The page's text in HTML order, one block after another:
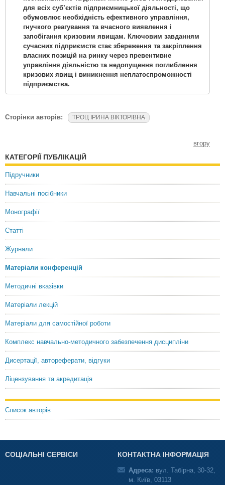
для всіх суб’єктів підприємницької діяльності, що
обумовлює необхідність ефективного управління,
гнучкого реагування та вчасного виявлення і
запобігання кризовим явищам. Ключовим завданням
сучасних підприємств стає збереження та закріплення
власних позицій на ринку через превентивне
управління діяльністю та недопущення поглиблення
кризових явищ і виникнення неплатоспроможності
підприємства.
Сторінки авторів: ТРОЦ ІРИНА ВІКТОРІВНА
вгору
КАТЕГОРІЇ ПУБЛІКАЦІЙ
Підручники
Навчальні посібники
Монографії
Статті
Журнали
Матеріали конференцій
Методичні вказівки
Матеріали лекцій
Матеріали для самостійної роботи
Комплекс навчально-методичного забезпечення дисципліни
Дисертації, автореферати, відгуки
Ліцензування та акредитація
Список авторів
СОЦІАЛЬНІ СЕРВІСИ КОНТАКТНА ІНФОРМАЦІЯ
Адреса: вул. Табірна, 30-32,
м. Київ, 03113